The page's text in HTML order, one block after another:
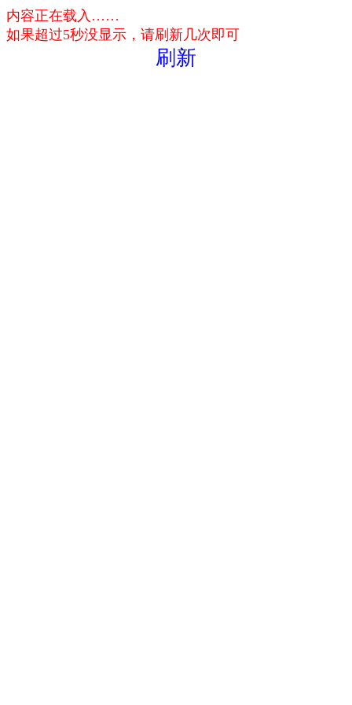
内容正在载入……
如果超过5秒没显示，请刷新几次即可
刷新